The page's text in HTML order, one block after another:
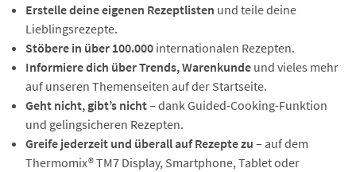
Erstelle deine eigenen Rezeptlisten und teile deine
Lieblingsrezepte.
Stöbere in über 100.000 internationalen Rezepten.
Informiere dich über Trends, Warenkunde und vieles mehr
auf unseren Themenseiten auf der Startseite.
Geht nicht, gibt’s nicht– dank Guided-Cooking-Funktion
und gelingsicheren Rezepten.
Greife jederzeit und überall auf Rezepte zu – auf dem
Thermomix® TM7 Display, Smartphone, Tablet oder